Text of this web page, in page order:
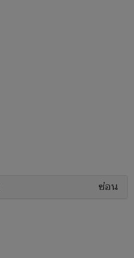
ซ่อน